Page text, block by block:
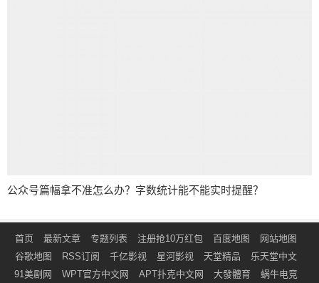
公众号篇幅拿不准怎么办？字数统计能不能实时提醒？
首页 最新文章 专题列表 注册抢10万红包 百度地图
网站地图
谷歌地图
RSS订阅 千亿影视 星河影视 天堂精品
乐天堂中文
91美剧网
WPT官方中文网 APT扑克中文网 大發體育 蜗牛电竞